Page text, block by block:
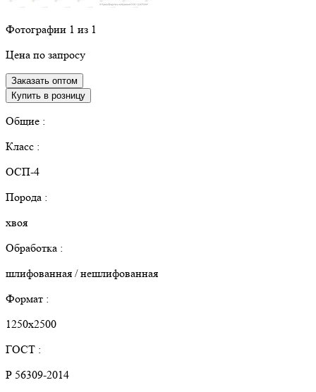
Фотографии 1 из 1
Цена по запросу
Заказать оптом
Купить в розницу
Общие :
Класс :
ОСП-4
Порода :
хвоя
Обработка :
шлифованная / нешлифованная
Формат :
1250х2500
ГОСТ :
Р 56309-2014